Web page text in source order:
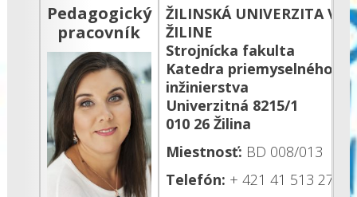
Pedagogický
pracovník
ŽILINSKÁ UNIVERZITA V
ŽILINE
Strojnícka fakulta
Katedra priemyselného
inžinierstva
Univerzitná 8215/1
010 26 Žilina
Miestnosť: BD 008/013
Telefón: + 421 41 513 2731